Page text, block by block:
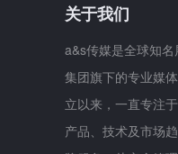
关于我们
a&s传媒是全球知
集团旗下的专业媒
立以来，一直专注
产品、技术及市场